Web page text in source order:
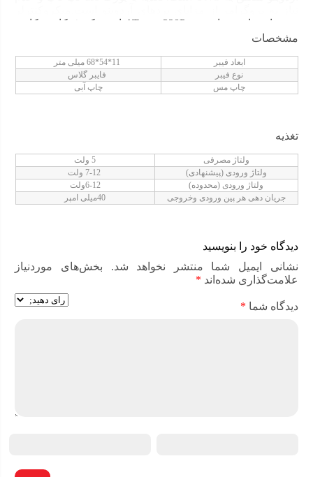
مورد استفاده در این برد ATmega328P است که فرکانس کاری
۱۶ مگاهرتز را دارد و برای پروژه های عادی بسیار مناسب
برای پروژه های عادی بسیار مناسب میباشد.نکته ی مهم دیگر
در این سری قیمت بسیار مناسب آن است. نکته ی مهم دیگر در
مشخصات
ابعاد فیبر
نوع فیبر
فایبر گلاس
چاپ مس
چاپ آبی
تغذیه
ولتاژ مصرفی
5 ولت
ولتاژ ورودی (پیشنهادی)
7-12 ولت
ولتاژ ورودی (محدوده)
6-12ولت
جریان دهی هر پین ورودی وخروجی
40میلی امپر
دیدگاه خود را بنویسید
نشانی ایمیل شما منتشر نخواهد شد.
بخش‌های موردنیاز
علامت‌گذاری شده‌اند *
دیدگاه شما *